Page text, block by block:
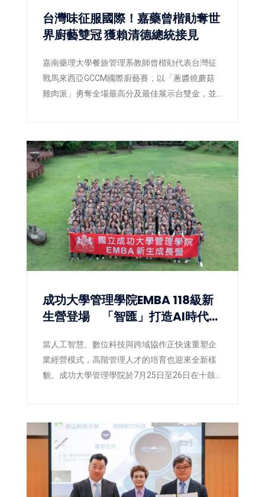
台灣味征服國際！嘉藥曾楷勛奪世
界廚藝雙冠 獲賴清德總統接見
嘉南藥理大學餐旅管理系教師曾楷勛代表台灣征
戰馬來西亞GCCM國際廚藝賽，以「蔥醬燒蘑菇
雞肉派」勇奪全場最高分及最佳展示台雙金，並
成功大學管理學院EMBA 118級新
生營登場 「智匯」打造AI時代數
當人工智慧、數位科技與跨域協作正快速重塑企
業經營模式，高階管理人才的培育也迎來全新樣
貌。成功大學管理學院於7月25日至26日在十鼓
意與智慧的交流融合。活動結合管理思維、數位
科技、實境體驗及跨屆共學，透過沉浸式互動設
計，引領新生正式展開EMBA學習旅程，也展現
成功大學管理學院持續創新管理教育、接軌AI時
代人才培育的新方向。